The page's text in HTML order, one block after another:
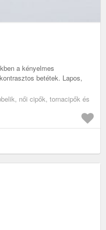
a kényelmes
betétek. Lapos,
női cipők, tornacipők és